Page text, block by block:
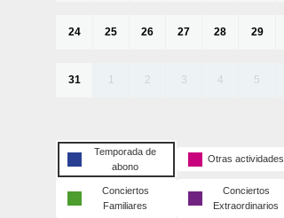
24 25 26 27 28 29
31 1 2 3 4 5
Temporada de
abono
Otras actividades
Conciertos
Familiares
Conciertos
Extraordinarios